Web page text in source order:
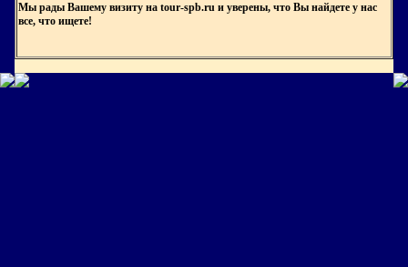
Мы рады Вашему визиту на tour-spb.ru и уверены, что Вы найдете у нас
все, что ищете!